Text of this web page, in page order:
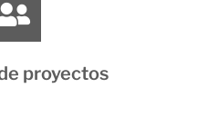
proyectos